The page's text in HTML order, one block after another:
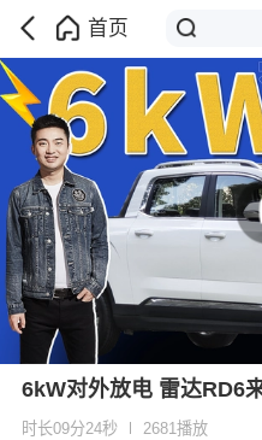
首页
6kW对外放电 雷达RD6
时长09分24秒 2681播放